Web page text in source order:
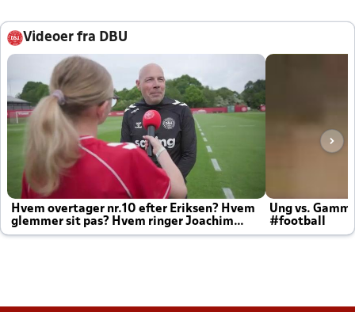
Videoer fra DBU
Hvem overtager nr.10 efter Eriksen? Hvem
glemmer sit pas? Hvem ringer Joachim
altid til efter kampe?
Ung vs.
#football